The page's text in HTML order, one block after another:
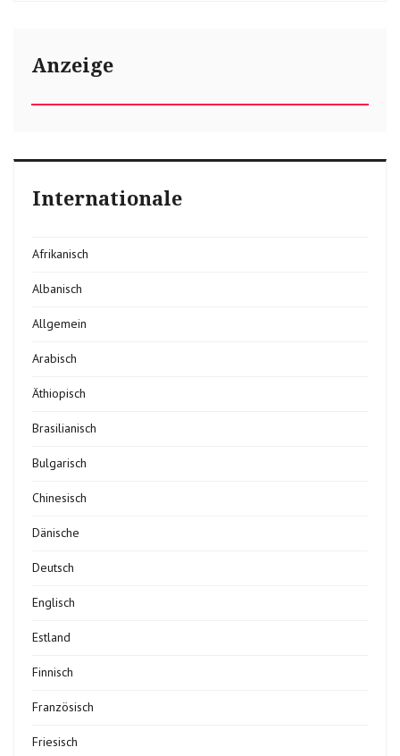
Anzeige
Internationale
Afrikanisch
Albanisch
Allgemein
Arabisch
Äthiopisch
Brasilianisch
Bulgarisch
Chinesisch
Dänische
Deutsch
Englisch
Estland
Finnisch
Französisch
Friesisch